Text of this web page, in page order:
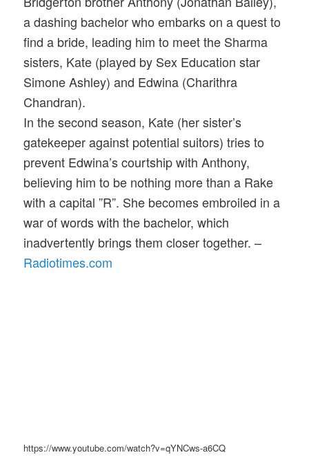
a dashing bachelor who embarks on a quest to
find a bride, leading him to meet the Sharma
sisters, Kate (played by Sex Education star
Simone Ashley) and Edwina (Charithra
Chandran).
In the second season, Kate (her sister’s
gatekeeper against potential suitors) tries to
prevent Edwina’s courtship with Anthony,
believing him to be nothing more than a Rake
with a capital ”R”. She becomes embroiled in a
war of words with the bachelor, which
inadvertently brings them closer together. –
Radiotimes.com
https://www.youtube.com/watch?v=qYNCws-a6CQ